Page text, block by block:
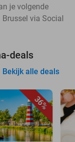
je volgende
via Social
deals
Bekijk alle deals
36%